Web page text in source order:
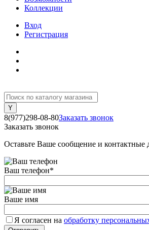
Коллекции
Вход
Регистрация
8(977)298-08-80Заказать звонок
Заказать звонок
Оставьте Ваше сообщение и
Ваш телефон*
Ваше имя
Я согласен на обработку